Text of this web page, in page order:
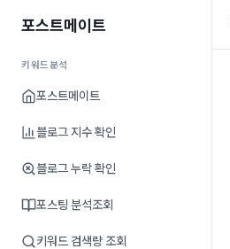
포스트메이트
키워드분석
포스트메이트
블로그 지수 확인
블로그 누락 확인
포스팅 분석조회
키워드 검색량 조회